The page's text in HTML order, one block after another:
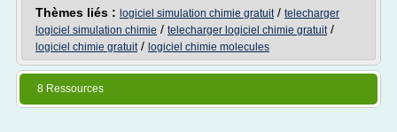
Thèmes liés : logiciel simulation chimie gratuit/ telecharger
logiciel simulation chimie / telecharger logiciel chimie gratuit/
logiciel chimie gratuit/ logiciel chimie molecules
8 Ressources